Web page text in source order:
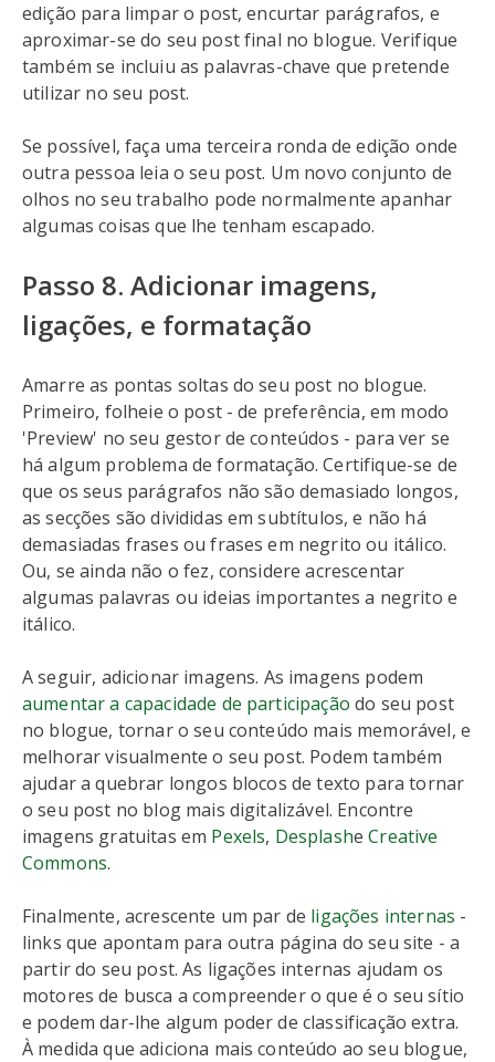
edição para limpar o post, encurtar parágrafos, e
aproximar-se do seu post final no blogue. Verifique
também se incluiu as palavras-chave que pretende
utilizar no seu post.
Se possível, faça uma terceira ronda de edição onde
outra pessoa leia o seu post. Um novo conjunto de
olhos no seu trabalho pode normalmente apanhar
algumas coisas que lhe tenham escapado.
Passo 8. Adicionar imagens,
ligações, e formatação
Amarre as pontas soltas do seu post no blogue.
Primeiro, folheie o post - de preferência, em modo
'Preview' no seu gestor de conteúdos - para ver se
há algum problema de formatação. Certifique-se de
que os seus parágrafos não são demasiado longos,
as secções são divididas em subtítulos, e não há
demasiadas frases ou frases em negrito ou itálico.
Ou, se ainda não o fez, considere acrescentar
algumas palavras ou ideias importantes a negrito e
itálico.
A seguir, adicionar imagens. As imagens podem
aumentar a capacidade de participação do seu post
no blogue, tornar o seu conteúdo mais memorável, e
melhorar visualmente o seu post. Podem também
ajudar a quebrar longos blocos de texto para tornar
o seu post no blog mais digitalizável. Encontre
imagens gratuitas em Pexels, DesplasheCreative
Commons.
Finalmente, acrescente um par de ligações internas -
links que apontam para outra página do seu site - a
partir do seu post. As ligações internas ajudam os
motores de busca a compreender o que é o seu sítio
e podem dar-lhe algum poder de classificação extra.
À medida que adiciona mais conteúdo ao seu blogue,